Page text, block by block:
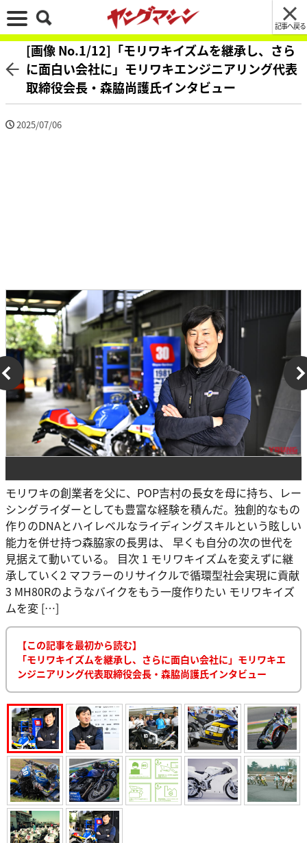
記事へ戻る
[画像 No.1/12]「モリワキイズムを継承し、さら
に面白い会社に」モリワキエンジニアリング代表
取締役会長・森脇尚護氏インタビュー
2025/07/06
モリワキの創業者を父に、POP吉村の長女を母に持ち、レー
シングライダーとしても豊富な経験を積んだ。独創的なもの
作りのDNAとハイレベルなライディングスキルという眩しい
能力を併せ持つ森脇家の長男は、 早くも自分の次の世代を
見据えて動いている。 目次 1 モリワキイズムを変えずに継
承していく2 マフラーのリサイクルで循環型社会実現に貢献
3 MH80Rのようなバイクをもう一度作りたい モリワキイズ
ムを変 […]
【この記事を最初から読む】
「モリワキイズムを継承し、さらに面白い会社に」モリワキエ
ンジニアリング代表取締役会長・森脇尚護氏インタビュー